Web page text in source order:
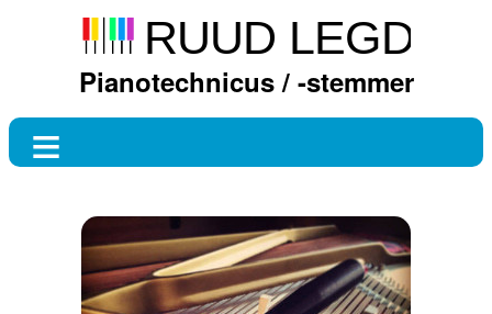
Pianotechnicus / -stemmer